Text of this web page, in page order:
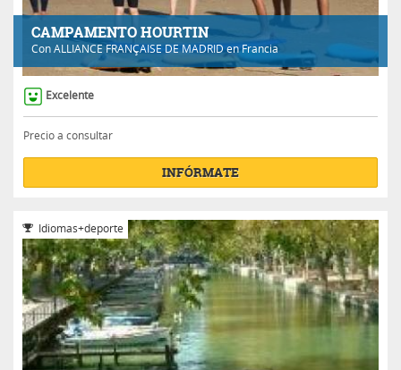
CAMPAMENTO HOURTIN
ConALLIANCE FRANÇAISE DE MADRIDen Francia
Excelente
Precio a consultar
INFÓRMATE
Idiomas+deporte